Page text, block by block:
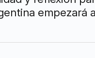
empezará